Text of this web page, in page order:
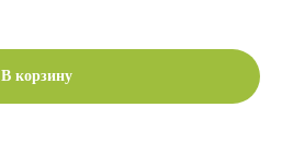
В корзину